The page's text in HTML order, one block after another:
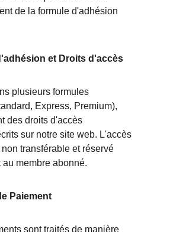
de la formule d'adhésion
et Droits d'accès
plusieurs formules
Express, Premium),
des droits d'accès
sur notre site web. L'accès
transférable et réservé
membre abonné.
Paiement
sont traités de manière